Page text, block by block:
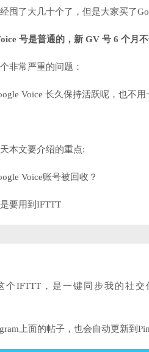
囤了大几十个了，但是大家买了
号是普通的，新 GV 号 6 个月
非常严重的问题：
Voice 长久保持活跃呢，也不
本文要介绍的重点:
Voice账号被回收？
要用到IFTTT
个IFTTT，是一键同步我的社交
上面的帖子，也会自动更新到